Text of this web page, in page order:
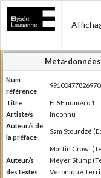
Meta-données
Num
référence
Titre
ELSE numéro 1
Artiste/s
Inconnu
Auteur/s de
la préface
Sam Stourdzé
Auteur/s
des textes
Martin Crawl
Meyer Stump
Véronique